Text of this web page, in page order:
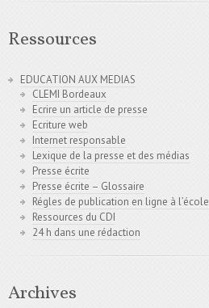
Ressources
EDUCATION AUX MEDIAS
CLEMI Bordeaux
Ecrire un article de presse
Ecriture web
Internet responsable
Lexique de la presse et des médias
Presse écrite
Presse écrite – Glossaire
Régles de publication en ligne à l’école
Ressources du CDI
24 h dans une rédaction
Archives